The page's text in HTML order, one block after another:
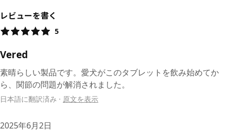
レビューを書く
5
Vered
素晴らしい製品です。愛犬がこのタブレットを飲み始めてか
ら、関節の問題が解消されました。
日本語に翻訳済み · 原文を表示
2025年6月2日